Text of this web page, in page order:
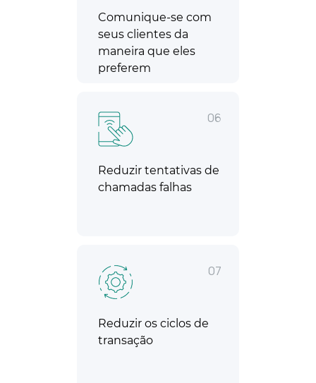
Comunique-se com
seus clientes da
maneira que eles
preferem
06
Reduzir tentativas de
chamadas falhas
07
Reduzir os ciclos de
transação